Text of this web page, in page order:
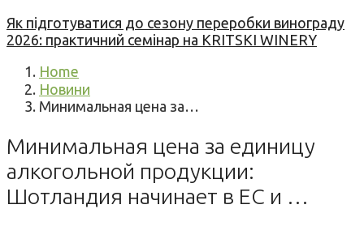
Як підготуватися до сезону переробки винограду
2026: практичний семінар на KRITSKI WINERY
Home
Новини
Минимальная цена за…
Минимальная цена за единицу
алкогольной продукции:
Шотландия начинает в ЕС и …